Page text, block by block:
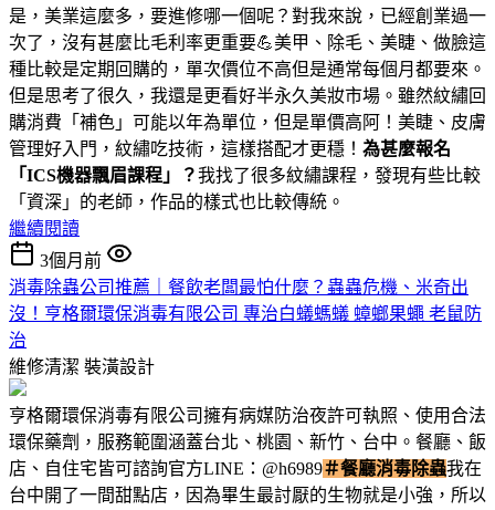
是，美業這麼多，要進修哪一個呢？對我來說，已經創業過一
次了，沒有甚麼比毛利率更重要💪美甲、除毛、美睫、做臉這
種比較是定期回購的，單次價位不高但是通常每個月都要來。
但是思考了很久，我還是更看好半永久美妝市場。雖然紋繡回
購消費「補色」可能以年為單位，但是單價高阿！美睫、皮膚
管理好入門，紋繡吃技術，這樣搭配才更穩！ 為甚麼報名
「ICS機器飄眉課程」？我找了很多紋繡課程，發現有些比較
「資深」的老師，作品的樣式也比較傳統。
繼續閱讀
3個月前
消毒除蟲公司推薦｜餐飲老闆最怕什麼？蟲蟲危機、米奇出
沒！亨格爾環保消毒有限公司 專治白蟻螞蟻 蟑螂果蠅 老鼠防
治
維修清潔 裝潢設計
亨格爾環保消毒有限公司擁有病媒防治夜許可執照、使用合法
環保藥劑，服務範圍涵蓋台北、桃園、新竹、台中。餐廳、飯
店、自住宅皆可諮詢官方LINE：@h6989＃餐廳消毒除蟲我在
台中開了一間甜點店，因為畢生最討厭的生物就是小強，所以